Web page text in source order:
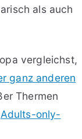
als auch
vergleichst,
ganz anderen
Thermen
Adults-only-